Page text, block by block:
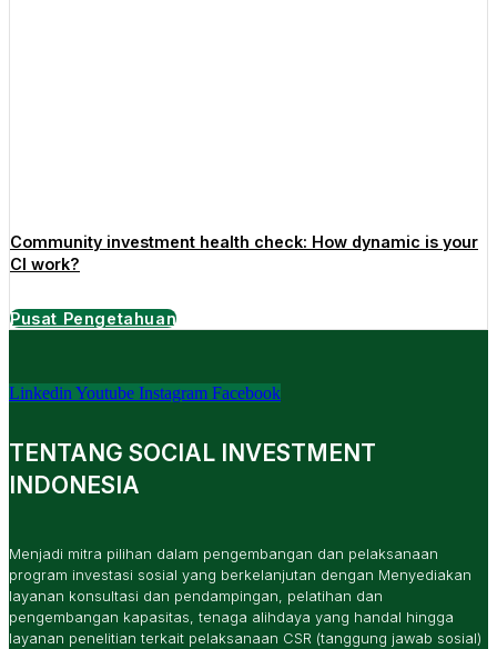
Community investment health check: How dynamic is your
CI work?
Pusat Pengetahuan
Linkedin Youtube Instagram Facebook
TENTANG SOCIAL INVESTMENT
INDONESIA
Menjadi mitra pilihan dalam pengembangan dan pelaksanaan
program investasi sosial yang berkelanjutan dengan Menyediakan
layanan konsultasi dan pendampingan, pelatihan dan
pengembangan kapasitas, tenaga alihdaya yang handal hingga
layanan penelitian terkait pelaksanaan CSR (tanggung jawab sosial)